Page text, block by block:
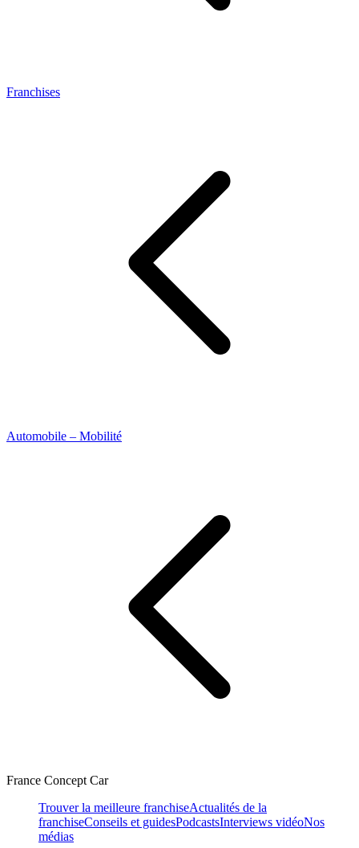
Franchises
Automobile – Mobilité
France Concept Car
Trouver la meilleure franchiseActualités de la
franchiseConseils et guidesPodcastsInterviews vidéoNos
médias